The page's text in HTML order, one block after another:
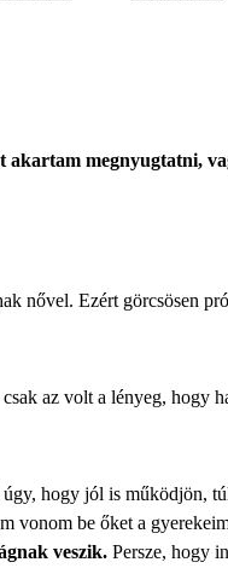
megnyugtatni,
nővel. Ezért görcsösen
az volt a lényeg, hogy
hogy jól is
be őket a
veszik. Persze, hogy